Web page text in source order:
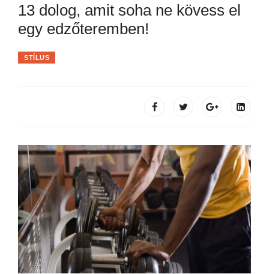
13 dolog, amit soha ne kövess el
egy edzőteremben!
STÍLUS